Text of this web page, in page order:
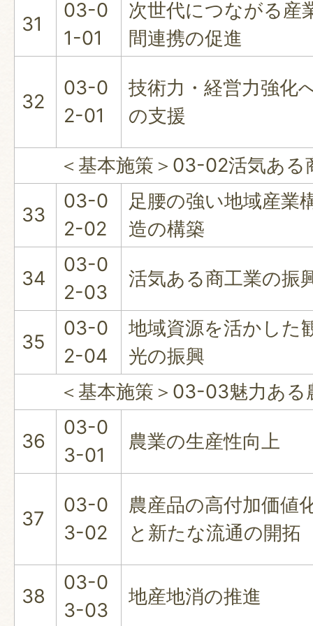
31
03-0
1-01
次世代につながる産
間連携の促進
32
03-0
2-01
技術力・経営力強化
の支援
＜基本施策＞03-02活気ある
33
03-0
2-02
足腰の強い地域産業
造の構築
34
03-0
2-03
活気ある商工業の振
35
03-0
2-04
地域資源を活かした
光の振興
＜基本施策＞03-03魅力ある
36
03-0
3-01
農業の生産性向上
37
03-0
3-02
農産品の高付加価値
と新たな流通の開拓
38
03-0
3-03
地産地消の推進